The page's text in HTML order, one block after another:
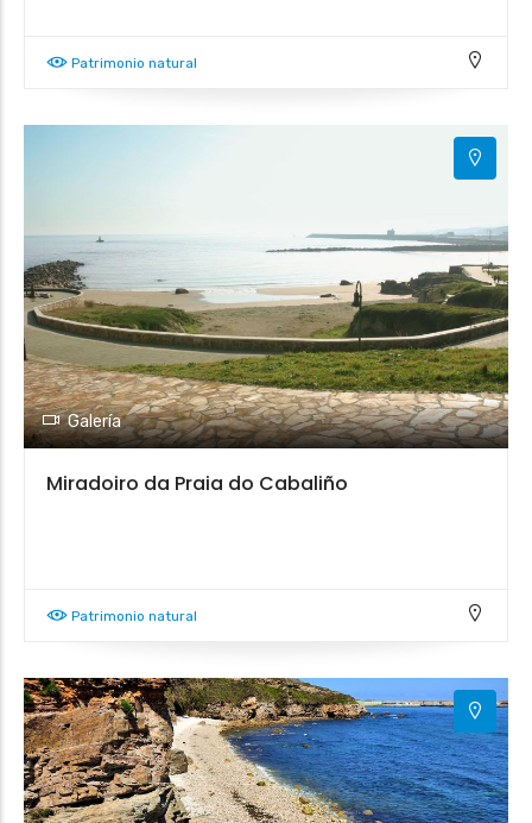
Patrimonio natural
Galería
Miradoiro da Praia do Cabaliño
Patrimonio natural